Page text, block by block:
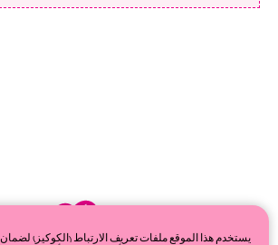
يستخدم هذا الموقع ملفات تعريف الارتباط (الكوكيز)